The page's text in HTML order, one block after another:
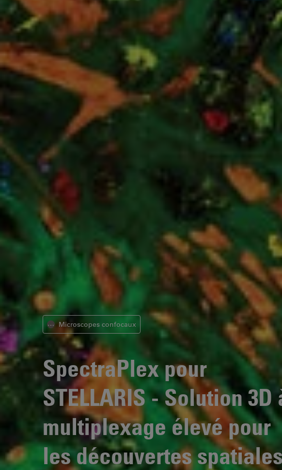
⋯ Microscopes confocaux
SpectraPlex pour
STELLARIS- Solution 3D
multiplexage élevé pour
les découvertes spatiales